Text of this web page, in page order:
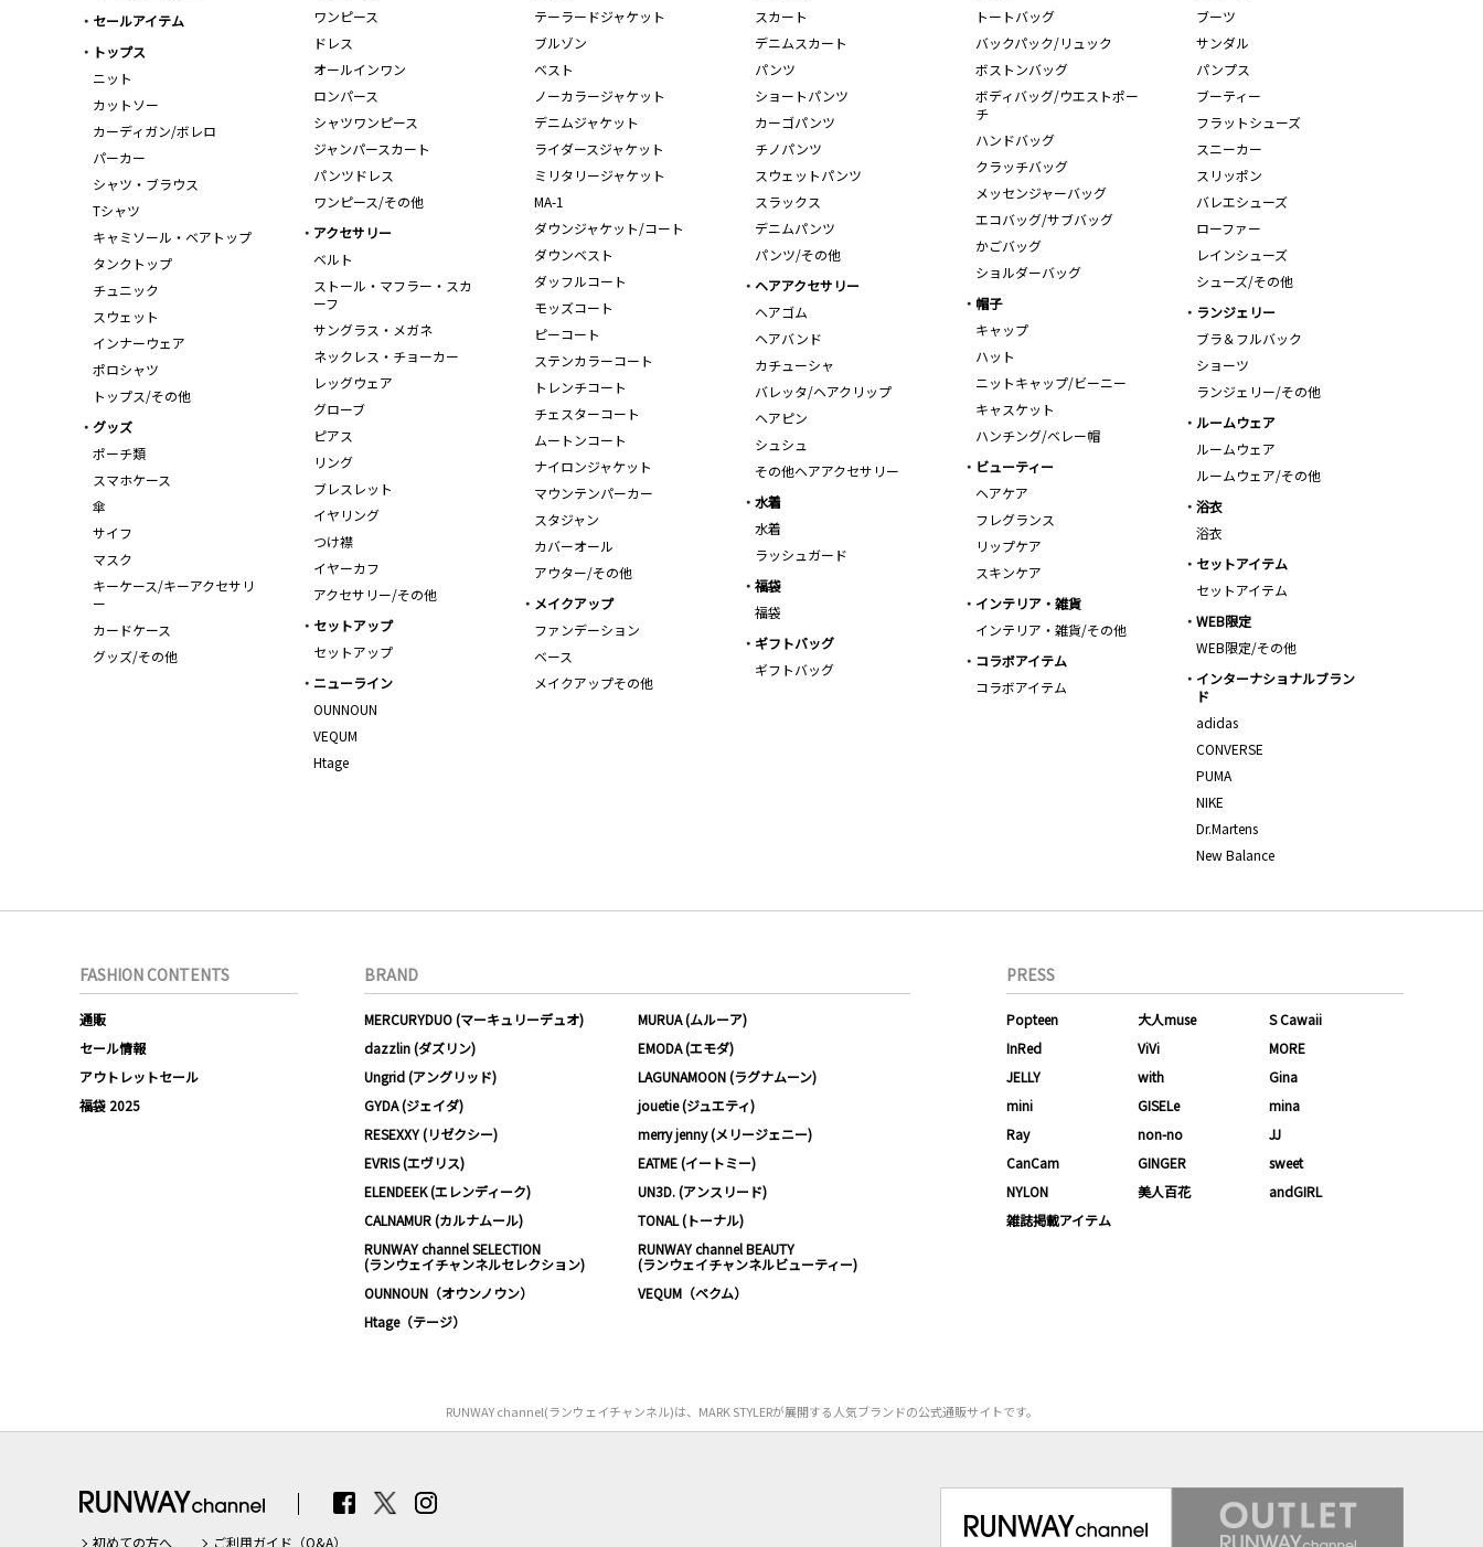
セールアイテム
トップス
ニット
カットソー
カーディガン/ボレロ
パーカー
シャツ・ブラウス
Tシャツ
キャミソール・ベアトップ
タンクトップ
チュニック
スウェット
インナーウェア
ポロシャツ
トップス/その他
ワンピース
ドレス
オールインワン
ロンパース
シャツワンピース
ジャンパースカート
パンツドレス
ワンピース/その他
テーラードジャケット
ブルゾン
ベスト
ノーカラージャケット
デニムジャケット
ライダースジャケット
ミリタリージャケット
MA-1
ダウンジャケット/コート
ダウンベスト
ダッフルコート
モッズコート
ピーコート
ステンカラーコート
トレンチコート
チェスターコート
ムートンコート
ナイロンジャケット
マウンテンパーカー
スタジャン
カバーオール
アウター/その他
スカート
デニムスカート
パンツ
ショートパンツ
カーゴパンツ
チノパンツ
スウェットパンツ
スラックス
デニムパンツ
パンツ/その他
トートバッグ
バックパック/リュック
ボストンバッグ
ボディバッグ/ウエストポー
チ
ハンドバッグ
クラッチバッグ
メッセンジャーバッグ
エコバッグ/サブバッグ
かごバッグ
ショルダーバッグ
ブーツ
サンダル
パンプス
ブーティー
フラットシューズ
スニーカー
スリッポン
バレエシューズ
ローファー
レインシューズ
シューズ/その他
アクセサリー
ベルト
ストール・マフラー・スカ
ーフ
サングラス・メガネ
ネックレス・チョーカー
レッグウェア
グローブ
ピアス
リング
ブレスレット
イヤリング
つけ襟
イヤーカフ
アクセサリー/その他
ヘアアクセサリー
ヘアゴム
ヘアバンド
カチューシャ
バレッタ/ヘアクリップ
ヘアピン
シュシュ
その他ヘアアクセサリー
帽子
キャップ
ハット
ニットキャップ/ビーニー
キャスケット
ハンチング/ベレー帽
ランジェリー
ブラ＆フルバック
ショーツ
ランジェリー/その他
ルームウェア
ルームウェア
ルームウェア/その他
グッズ
ポーチ類
スマホケース
傘
サイフ
マスク
キーケース/キーアクセサリ
ー
カードケース
グッズ/その他
ビューティー
ヘアケア
フレグランス
リップケア
スキンケア
水着
水着
ラッシュガード
浴衣
浴衣
セットアイテム
セットアイテム
福袋
福袋
メイクアップ
ファンデーション
ベース
メイクアップその他
インテリア・雑貨
インテリア・雑貨/その他
WEB限定
WEB限定/その他
セットアップ
セットアップ
ギフトバッグ
ギフトバッグ
コラボアイテム
コラボアイテム
インターナショナルブラン
ド
adidas
CONVERSE
PUMA
NIKE
Dr.Martens
New Balance
ニューライン
OUNNOUN
VEQUM
Htage
FASHION CONTENTS
通販
セール情報
アウトレットセール
福袋 2025
BRAND
MERCURYDUO (マーキュリーデュオ)
MURUA (ムルーア)
dazzlin (ダズリン)
EMODA (エモダ)
Ungrid (アングリッド)
LAGUNAMOON (ラグナムーン)
GYDA (ジェイダ)
jouetie (ジュエティ)
RESEXXY (リゼクシー)
merry jenny (メリージェニー)
EVRIS (エヴリス)
EATME (イートミー)
ELENDEEK (エレンディーク)
UN3D. (アンスリード)
CALNAMUR (カルナムール)
TONAL (トーナル)
RUNWAY channel SELECTION
(ランウェイチャンネルセレクション)
RUNWAY channel BEAUTY
(ランウェイチャンネルビューティー)
OUNNOUN（オウンノウン）
VEQUM（ベクム）
Htage（テージ）
PRESS
Popteen 大人muse
S Cawaii
InRed
ViVi
MORE
JELLY
with
Gina
mini
GISELe
mina
Ray
non-no
JJ
CanCam
GINGER
sweet
NYLON
美人百花
andGIRL
雑誌掲載アイテム
RUNWAY channel(ランウェイチャンネル)は、MARK STYLERが展開する人気ブランドの公式通販サイトです。
初めての方へ ご利用ガイド（Q&A）